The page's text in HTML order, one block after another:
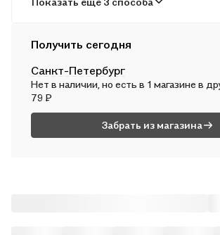
В пн, 10 августа — от 311 ₽
Почтой России
Во вт, 11 августа — от 489 ₽
Получить сегодня
Санкт-Петербург
Нет в наличии, но есть в 1 магазине в
79 ₽
Забрать из магазина